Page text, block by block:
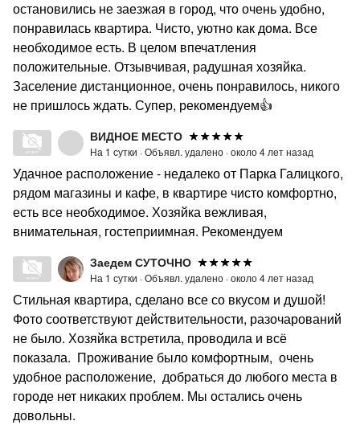
остановились не заезжая в город, что очень удобно,
понравилась квартира. Чисто, уютно как дома. Все
необходимое есть. В целом впечатления
положительные. Отзывчивая, радушная хозяйка.
Заселение дистанционное, очень понравилось, никого
не пришлось ждать. Супер, рекомендуем👍
ВИДНОЕ МЕСТО
На 1 сутки ·Объявл. удалено ·около 4 лет назад
Удачное расположение - недалеко от Парка Галицкого,
рядом магазины и кафе, в квартире чисто комфортно,
есть все необходимое. Хозяйка вежливая,
внимательная, гостеприимная. Рекомендуем
Заедем СУТОЧНО
На 1 сутки ·Объявл. удалено ·около 4 лет назад
Стильная квартира, сделано все со вкусом и душой!
Фото соответствуют действительности, разочарований
не было. Хозяйка встретила, проводила и всё
показала. Проживание было комфортным, очень
удобное расположение, добраться до любого места в
городе нет никаких проблем. Мы остались очень
довольны.